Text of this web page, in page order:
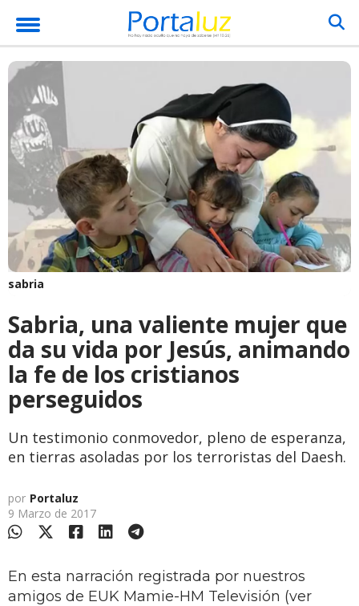
sabria
Sabria, una valiente mujer que
da su vida por Jesús, animando
la fe de los cristianos
perseguidos
Un testimonio conmovedor, pleno de esperanza,
en tierras asoladas por los terroristas del Daesh.
por Portaluz
9 Marzo de 2017
En esta narración registrada por nuestros
amigos de EUK Mamie-HM Televisión (ver